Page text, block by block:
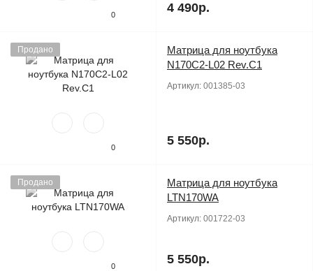
0 4 490р.
Продано
0
Матрица для ноутбука
N170C2-L02 Rev.C1
Артикул: 001385-03
5 550р.
Продано
0
Матрица для ноутбука
LTN170WA
Артикул: 001722-03
5 550р.